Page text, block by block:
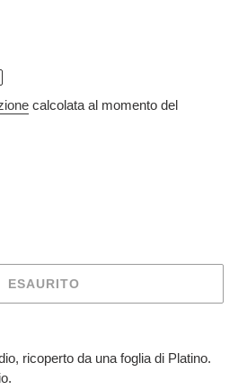
calcolata al momento del
ESAURITO
ricoperto da una foglia di Platino.